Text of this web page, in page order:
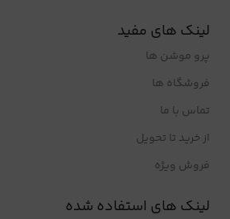
لینک های مفید
پرو موشن ها
فروشگاه ها
تماس با ما
از خرید تا تحویل
فروش ویژه
لینک های استفاده شده